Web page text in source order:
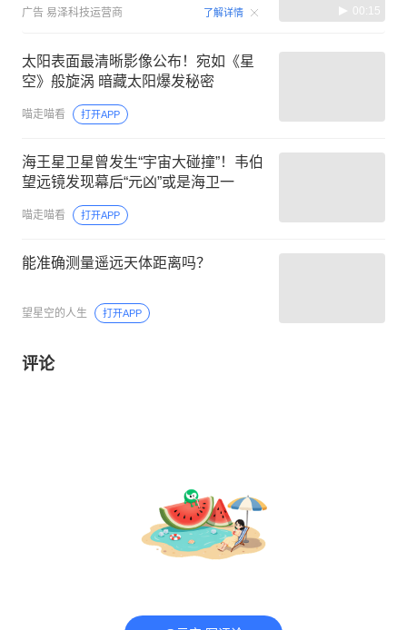
广告 易泽科技运营商 了解详情 00:15
太阳表面最清晰影像公布！宛如《星
空》般旋涡 暗藏太阳爆发秘密
喵走喵看 打开APP
海王星卫星曾发生“宇宙大碰撞”！韦伯
望远镜发现幕后“元凶”或是海卫一
喵走喵看 打开APP
能准确测量遥远天体距离吗？
望星空的人生 打开APP
评论